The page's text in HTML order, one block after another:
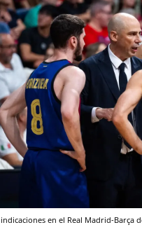
en el Real Madrid-Barça